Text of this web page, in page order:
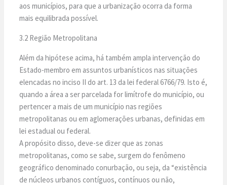
aos municípios, para que a urbanização ocorra da forma
mais equilibrada possível.
3.2 Região Metropolitana
Além da hipótese acima, há também ampla intervenção do
Estado-membro em assuntos urbanísticos nas situações
elencadas no inciso II do art. 13 da lei federal 6766/79. Isto é,
quando a área a ser parcelada for limítrofe do município, ou
pertencer a mais de um município nas regiões
metropolitanas ou em aglomerações urbanas, definidas em
lei estadual ou federal.
A propósito disso, deve-se dizer que as zonas
metropolitanas, como se sabe, surgem do fenômeno
geográfico denominado conurbação, ou seja, da “existência
de núcleos urbanos contíguos, contínuos ou não,